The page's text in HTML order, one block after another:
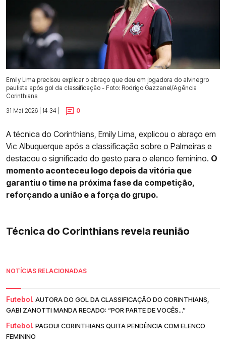
Emily Lima precisou explicar o abraço que deu em jogadora do alvinegro
paulista após gol da classificação - Foto: Rodrigo Gazzanel/Agência
Corinthians
31 Mai 2026 | 14:34 |
0
A técnica do Corinthians, Emily Lima, explicou o abraço em
Vic Albuquerque após a classificação sobre o Palmeiras e
destacou o significado do gesto para o elenco feminino. O
momento aconteceu logo depois da vitória que
garantiu o time na próxima fase da competição,
reforçando a união e a força do grupo.
Técnica do Corinthians revela reunião
NOTÍCIAS RELACIONADAS
Futebol. AUTORA DO GOL DA CLASSIFICAÇÃO DO CORINTHIANS,
GABI ZANOTTI MANDA RECADO: “POR PARTE DE VOCÊS...”
Futebol. PAGOU! CORINTHIANS QUITA PENDÊNCIA COM ELENCO
FEMININO